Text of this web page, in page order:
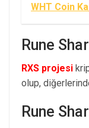
WHT Coin
Rune
RXS projesi
olup,
Rune